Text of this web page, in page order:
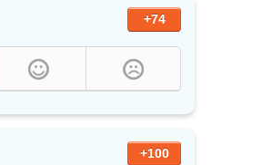
+74
+100